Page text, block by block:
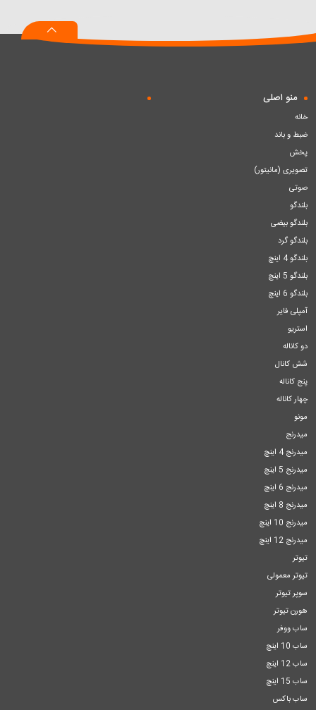
سبد
منو اصلی
خانه
ضبط و باند
پخش
تصویری (مانیتور)
صوتی
بلندگو
بلندگو بیضی
بلندگو گرد
بلندگو 4 اینچ
بلندگو 5 اینچ
بلندگو 6 اینچ
آمپلی فایر
استریو
دو کاناله
شش کانال
پنج کاناله
چهار کاناله
مونو
میدرنج
میدرنج 4 اینچ
میدرنج 5 اینچ
میدرنج 6 اینچ
میدرنج 8 اینچ
میدرنج 10 اینچ
میدرنج 12 اینچ
تیوتر
تیوتر معمولی
سوپر تیوتر
هورن تیوتر
ساب ووفر
ساب 10 اینچ
ساب 12 اینچ
ساب 15 اینچ
ساب باکس